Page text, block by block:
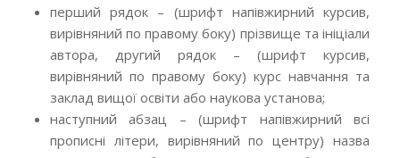
перший рядок – (шрифт напівжирний курсив,
вирівняний по правому боку) прізвище та ініціали
автора, другий рядок – (шрифт курсив,
вирівняний по правому боку) курс навчання та
заклад вищої освіти або наукова установа;
наступний абзац – (шрифт напівжирний всі
прописні літери, вирівняний по центру) назва